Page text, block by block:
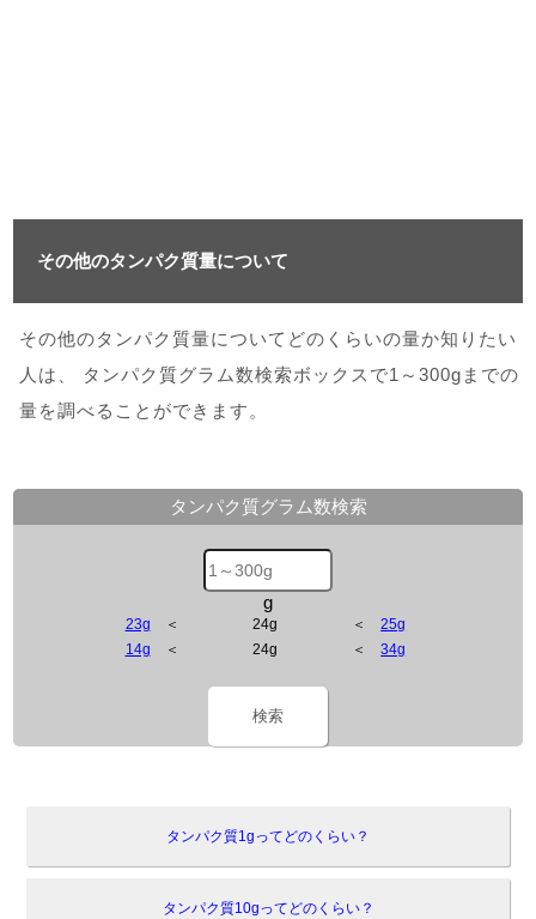
その他のタンパク質量について
その他のタンパク質量についてどのくらいの量か知りたい
人は、 タンパク質グラム数検索ボックスで1～300gまでの
量を調べることができます。
タンパク質グラム数検索
g
23g ＜ 24g ＜25g
14g ＜ 24g ＜34g
検索
タンパク質1gってどのくらい？
タンパク質10gってどのくらい？